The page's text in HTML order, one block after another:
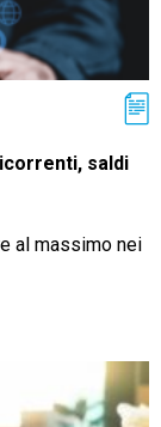
saldi
al massimo nei